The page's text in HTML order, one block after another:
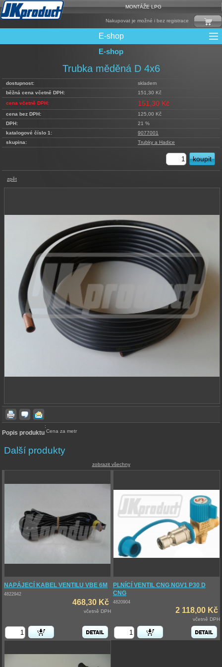
MONTÁŽE LPG
Nakupovat je možné i bez registrace
E-shop
CNG Nádrže
Elektronika + Emulátory
Filtry + Membrány
LPG Nádrže
Mixy + protizášlehové klapky
Multiventily + příslušenství
Ochrana Motoru
Přepínače
Rámy nádrží
Redukce plnění
Reduktory
Řídící jednotky + Testry
Sady + vstřikovače
Spojovací Materiál
Spotřební materiál
Trubky a Hadice
Ventily
E-shop
Trubka měděná D 4x6
dostupnost:
skladem
běžná cena včetně DPH:
151,30 Kč
cena včetně DPH:
151,30 Kč
cena bez DPH:
125,00 Kč
DPH:
21 %
katalogové číslo 1:
9077001
skupina:
Trubky a Hadice
zpět
Popis produktu
:
Cena za metr
Další produkty
zobrazit všechny
NAPÁJECÍ KABEL VENTILU VBE 6M
4822942
468,30 Kč
včetně DPH
PLNÍCÍ VENTIL CNG NGV1 P30 D
CNG
4820904
2 118,00 Kč
včetně DPH